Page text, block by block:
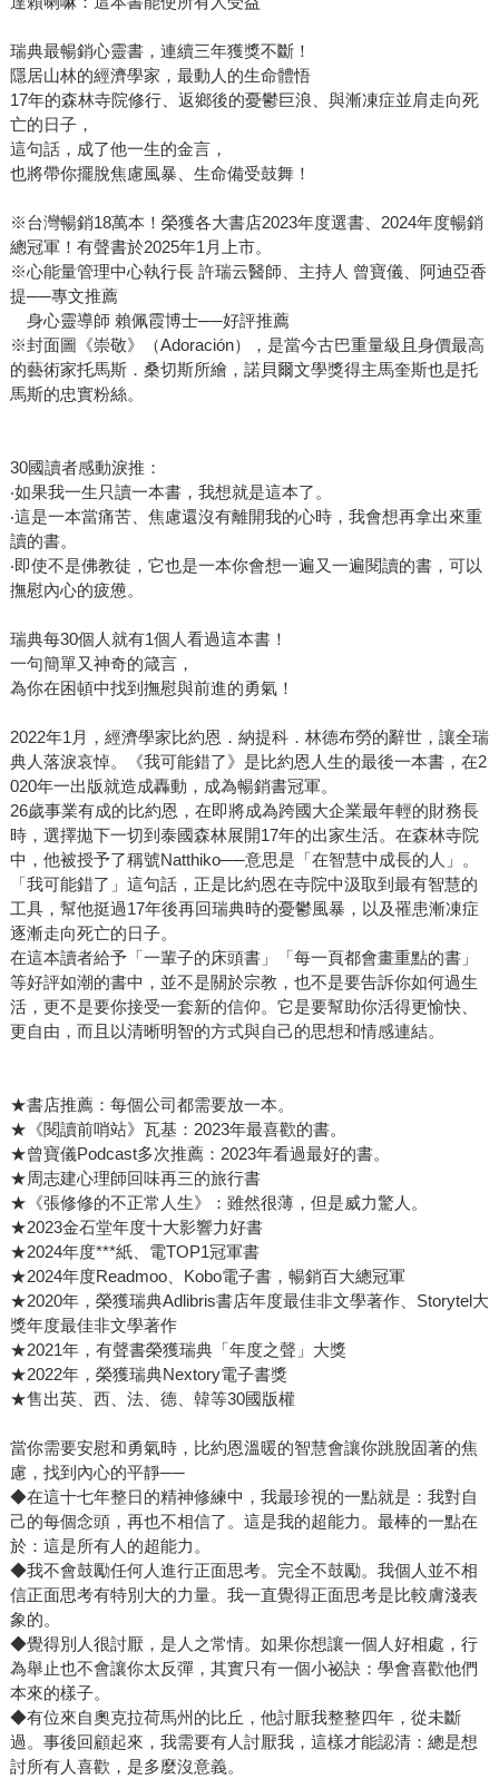
瑞典最暢銷心靈書，連續三年獲獎不斷！
隱居山林的經濟學家，最動人的生命體悟
17年的森林寺院修行、返鄉後的憂鬱巨浪、與漸凍症並肩走向死
亡的日子，
這句話，成了他一生的金言，
也將帶你擺脫焦慮風暴、生命備受鼓舞！
※台灣暢銷18萬本！榮獲各大書店2023年度選書、2024年度暢銷
總冠軍！有聲書於2025年1月上市。
※心能量管理中心執行長 許瑞云醫師、主持人 曾寶儀、阿迪亞香
提──專文推薦
身心靈導師 賴佩霞博士──好評推薦
※封面圖《崇敬》（Adoración），是當今古巴重量級且身價最高
的藝術家托馬斯．桑切斯所繪，諾貝爾文學獎得主馬奎斯也是托
馬斯的忠實粉絲。
30國讀者感動淚推：
‧如果我一生只讀一本書，我想就是這本了。
‧這是一本當痛苦、焦慮還沒有離開我的心時，我會想再拿出來重
讀的書。
‧即使不是佛教徒，它也是一本你會想一遍又一遍閱讀的書，可以
撫慰內心的疲憊。
瑞典每30個人就有1個人看過這本書！
一句簡單又神奇的箴言，
為你在困頓中找到撫慰與前進的勇氣！
2022年1月，經濟學家比約恩．納提科．林德布勞的辭世，讓全瑞
典人落淚哀悼。《我可能錯了》是比約恩人生的最後一本書，在2
020年一出版就造成轟動，成為暢銷書冠軍。
26歲事業有成的比約恩，在即將成為跨國大企業最年輕的財務長
時，選擇拋下一切到泰國森林展開17年的出家生活。在森林寺院
中，他被授予了稱號Natthiko──意思是「在智慧中成長的人」。
「我可能錯了」這句話，正是比約恩在寺院中汲取到最有智慧的
工具，幫他挺過17年後再回瑞典時的憂鬱風暴，以及罹患漸凍症
逐漸走向死亡的日子。
在這本讀者給予「一輩子的床頭書」「每一頁都會畫重點的書」
等好評如潮的書中，並不是關於宗教，也不是要告訴你如何過生
活，更不是要你接受一套新的信仰。它是要幫助你活得更愉快、
更自由，而且以清晰明智的方式與自己的思想和情感連結。
★書店推薦：每個公司都需要放一本。
★《閱讀前哨站》瓦基：2023年最喜歡的書。
★曾寶儀Podcast多次推薦：2023年看過最好的書。
★周志建心理師回味再三的旅行書
★《張修修的不正常人生》：雖然很薄，但是威力驚人。
★2023金石堂年度十大影響力好書
★2024年度***紙、電TOP1冠軍書
★2024年度Readmoo、Kobo電子書，暢銷百大總冠軍
★2020年，榮獲瑞典Adlibris書店年度最佳非文學著作、Storytel大
獎年度最佳非文學著作
★2021年，有聲書榮獲瑞典「年度之聲」大獎
★2022年，榮獲瑞典Nextory電子書獎
★售出英、西、法、德、韓等30國版權
當你需要安慰和勇氣時，比約恩溫暖的智慧會讓你跳脫固著的焦
慮，找到內心的平靜──
◆在這十七年整日的精神修練中，我最珍視的一點就是：我對自
己的每個念頭，再也不相信了。這是我的超能力。最棒的一點在
於：這是所有人的超能力。
◆我不會鼓勵任何人進行正面思考。完全不鼓勵。我個人並不相
信正面思考有特別大的力量。我一直覺得正面思考是比較膚淺表
象的。
◆覺得別人很討厭，是人之常情。如果你想讓一個人好相處，行
為舉止也不會讓你太反彈，其實只有一個小祕訣：學會喜歡他們
本來的樣子。
◆有位來自奧克拉荷馬州的比丘，他討厭我整整四年，從未斷
過。事後回顧起來，我需要有人討厭我，這樣才能認清：總是想
討所有人喜歡，是多麼沒意義。